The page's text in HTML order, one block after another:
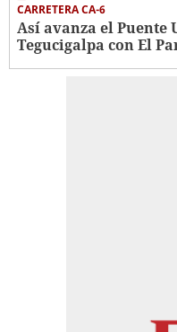
CARRETERA CA-6
Así avanza el Puente
Tegucigalpa con El